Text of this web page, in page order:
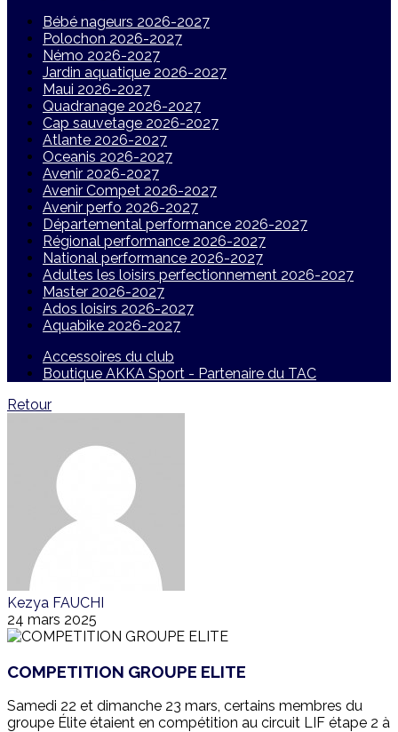
Bébé nageurs 2026-2027
Polochon 2026-2027
Némo 2026-2027
Jardin aquatique 2026-2027
Maui 2026-2027
Quadranage 2026-2027
Cap sauvetage 2026-2027
Atlante 2026-2027
Oceanis 2026-2027
Avenir 2026-2027
Avenir Compet 2026-2027
Avenir perfo 2026-2027
Départemental performance 2026-2027
Régional performance 2026-2027
National performance 2026-2027
Adultes les loisirs perfectionnement 2026-2027
Master 2026-2027
Ados loisirs 2026-2027
Aquabike 2026-2027
Accessoires du club
Boutique AKKA Sport - Partenaire du TAC
Retour
Kezya FAUCHI
24 mars 2025
COMPETITION GROUPE ELITE
Samedi 22 et dimanche 23 mars, certains membres du
groupe Élite étaient en compétition au circuit LIF étape 2 à